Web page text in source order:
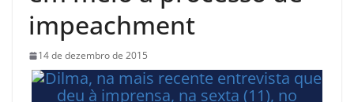
impeachment
14 de dezembro de 2015